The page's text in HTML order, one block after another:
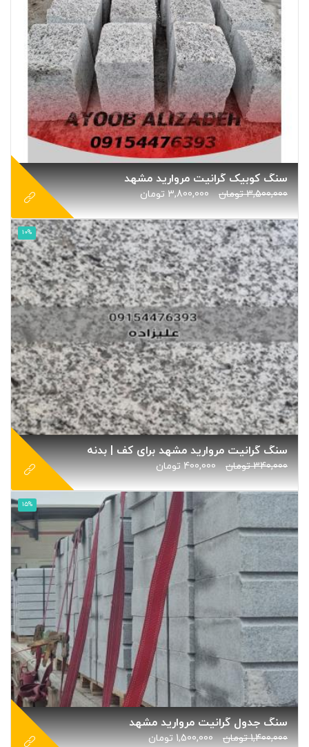
سنگ کوبیک گرانیت مروارید مشهد
3,500,000 تومان 3,800,000 تومان
10%
سنگ گرانیت مروارید مشهد برای کف | بدنه
340,000 تومان 400,000 تومان
15%
سنگ جدول گرانیت مروارید مشهد
1,400,000 تومان 1,500,000 تومان